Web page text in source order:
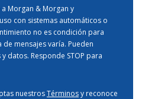
Morgan & Morgan y
con sistemas automáticos o
no es condición para
mensajes varía. Pueden
datos. Responde STOP para
nuestrosTérminosy reconoce